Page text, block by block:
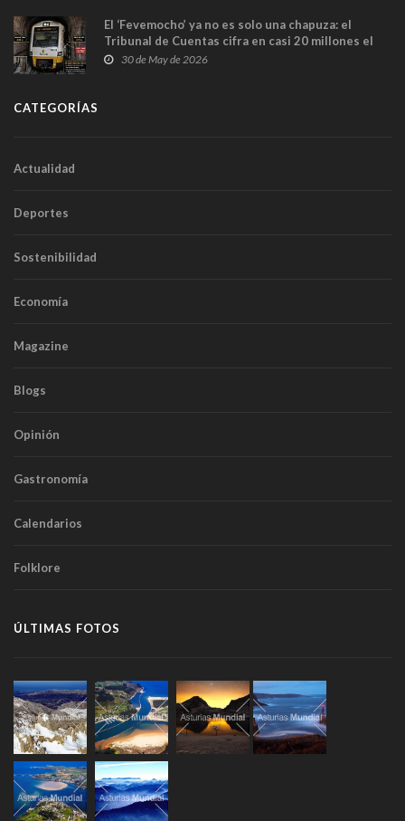
El ‘Fevemocho’ ya no es solo una chapuza: el
Tribunal de Cuentas cifra en casi 20 millones el
sobrecoste de los trenes que no cabían por los
30 de May de 2026
CATEGORÍAS
Actualidad
Deportes
Sostenibilidad
Economía
Magazine
Blogs
Opinión
Gastronomía
Calendarios
Folklore
ÚLTIMAS FOTOS